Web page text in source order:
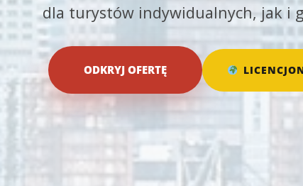
dla turystów indywidualnych, jak i
ODKRYJ OFERTĘ